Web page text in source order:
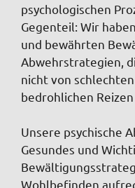
psychologischen
Gegenteil: Wir
und bewährten
Abwehrstrategien,
nicht von
bedrohlichen
Unsere psychische
Gesundes und
Wohlbefinden